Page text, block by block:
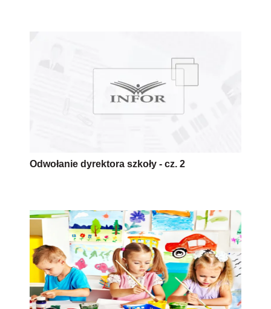
Odwołanie dyrektora szkoły - cz. 2